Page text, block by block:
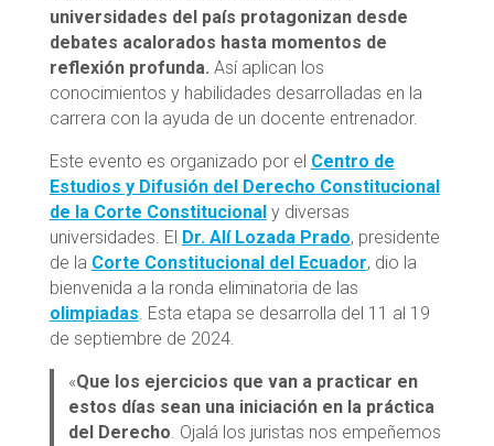
universidades del país protagonizan desde
debates acalorados hasta momentos de
reflexión profunda. Así aplican los
conocimientos y habilidades desarrolladas en la
carrera con la ayuda de un docente entrenador.
Este evento es organizado por el Centro de
Estudios y Difusión del Derecho Constitucional
de la Corte Constitucional y diversas
universidades. El Dr. Alí Lozada Prado, presidente
de la Corte Constitucional del Ecuador, dio la
bienvenida a la ronda eliminatoria de las
olimpiadas. Esta etapa se desarrolla del 11 al 19
de septiembre de 2024.
«Que los ejercicios que van a practicar en
estos días sean una iniciación en la práctica
del Derecho. Ojalá los juristas nos empeñemos